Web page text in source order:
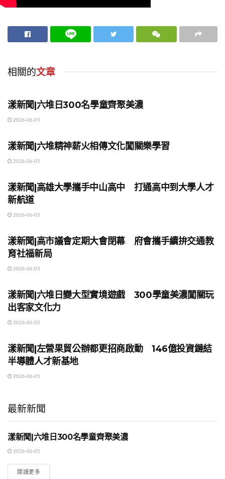
相關的文章
漾新聞|六堆日300名學童齊聚美濃
2026-06-05
漾新聞|六堆精神薪火相傳文化闖關樂學習
2026-06-05
漾新聞|高雄大學攜手中山高中 打通高中到大學人才
新航道
2026-06-05
漾新聞|高市議會定期大會閉幕 府會攜手續拚交通教
育社福新局
2026-06-05
漾新聞|六堆日變大型實境遊戲 300學童美濃闖關玩
出客家文化力
2026-06-05
漾新聞|左營果貿公辦都更招商啟動 146億投資鏈結
半導體人才新基地
2026-06-05
最新新聞
地方時事
漾新聞|六堆日300名學童齊聚美濃
2026-06-05
閱讀更多